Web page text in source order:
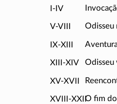
I-IV
V-VIII Odisseu
IX-XIII
XIII-XIV Odisseu
XV-XVII
XVIII-XXIIO fim